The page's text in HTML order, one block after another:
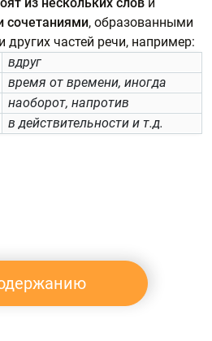
сочетаниями, образованными
частей речи, например:
вдруг
время от времени, иногда
наоборот, напротив
в действительности и т.д.